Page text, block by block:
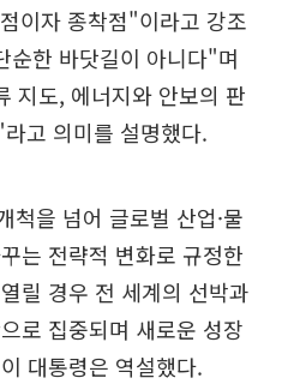
이자 종착점"이라고 강조
순한 바닷길이 아니다"며
지도, 에너지와 안보의 판
고 의미를 설명했다.
척을 넘어 글로벌 산업·물
는 전략적 변화로 규정한
릴 경우 전 세계의 선박과
로 집중되며 새로운 성장
대통령은 역설했다.